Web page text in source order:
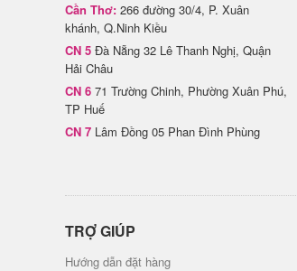
Cần Thơ: 266 đường 30/4, P. Xuân
khánh, Q.Ninh Kiều
CN 5 Đà Nẵng 32 Lê Thanh Nghị, Quận
Hải Châu
CN 6 71 Trường Chinh, Phường Xuân Phú,
TP Huế
CN 7 Lâm Đồng 05 Phan Đình Phùng
TRỢ GIÚP
Hướng dẫn đặt hàng